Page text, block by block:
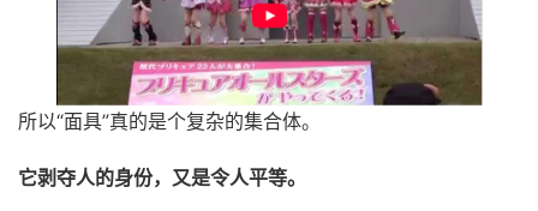
所以“面具”真的是个复杂的集合体。
它剥夺人的身份，又是令人平等。